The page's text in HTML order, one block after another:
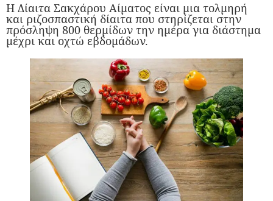
Η Δίαιτα Σακχάρου Αίματος είναι μια τολμηρή
και ριζοσπαστική δίαιτα που στηρίζεται στην
πρόσληψη 800 θερμίδων την ημέρα για διάστημα
μέχρι και οχτώ εβδομάδων.